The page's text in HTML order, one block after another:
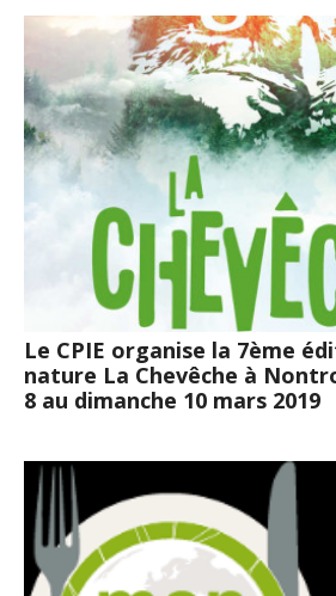
Le CPIE organise la 7ème
nature La Chevêche à
8 au dimanche 10 mars 2019